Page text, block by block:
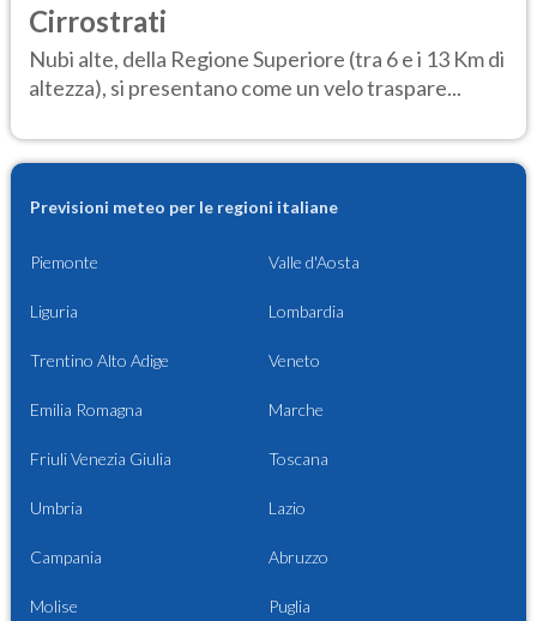
Cirrostrati
Nubi alte, della Regione Superiore (tra 6 e i 13 Km di
altezza), si presentano come un velo traspare...
Previsioni meteo per le regioni italiane
Piemonte Valle d'Aosta
Liguria Lombardia
Trentino Alto Adige Veneto
Emilia Romagna Marche
Friuli Venezia Giulia Toscana
Umbria Lazio
Campania Abruzzo
Molise Puglia